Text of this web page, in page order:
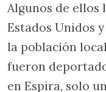
Algunos de ellos
Estados Unidos
la población
fueron
en Espira, solo